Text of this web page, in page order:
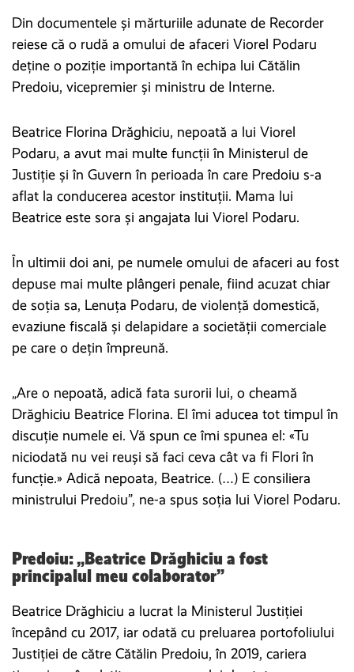
Din documentele și mărturiile adunate de Recorder
reiese că o rudă a omului de afaceri Viorel Podaru
deține o poziție importantă în echipa lui Cătălin
Predoiu, vicepremier și ministru de Interne.
Beatrice Florina Drăghiciu, nepoată a lui Viorel
Podaru, a avut mai multe funcții în Ministerul de
Justiție și în Guvern în perioada în care Predoiu s-a
aflat la conducerea acestor instituții. Mama lui
Beatrice este sora și angajata lui Viorel Podaru.
În ultimii doi ani, pe numele omului de afaceri au fost
depuse mai multe plângeri penale, fiind acuzat chiar
de soția sa, Lenuța Podaru, de violență domestică,
evaziune fiscală și delapidare a societății comerciale
pe care o dețin împreună.
„Are o nepoată, adică fata surorii lui, o cheamă
Drăghiciu Beatrice Florina. El îmi aducea tot timpul în
discuție numele ei. Vă spun ce îmi spunea el: «Tu
niciodată nu vei reuși să faci ceva cât va fi Flori în
funcție.» Adică nepoata, Beatrice. (…) E consiliera
ministrului Predoiu”, ne-a spus soția lui Viorel Podaru.
Predoiu: „Beatrice Drăghiciu a fost
principalul meu colaborator”
Beatrice Drăghiciu a lucrat la Ministerul Justiției
începând cu 2017, iar odată cu preluarea portofoliului
Justiției de către Cătălin Predoiu, în 2019, cariera